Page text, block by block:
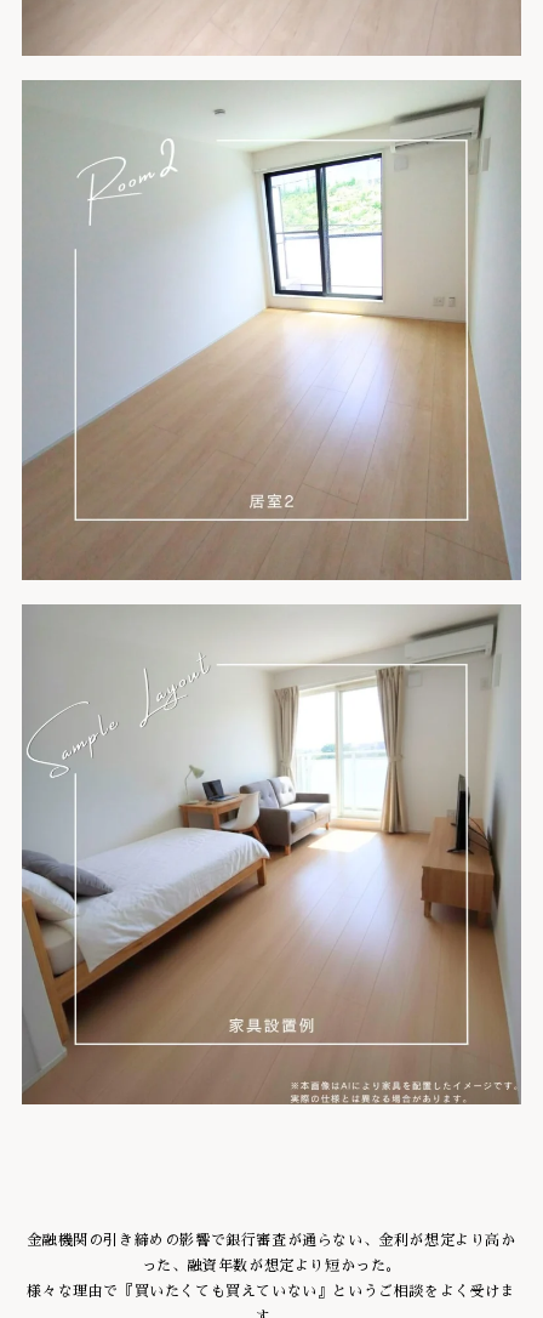
金融機関の引き締めの影響で銀行審査が通らない、金利が想定より高か
った、融資年数が想定より短かった。
様々な理由で『買いたくても買えていない』というご相談をよく受けま